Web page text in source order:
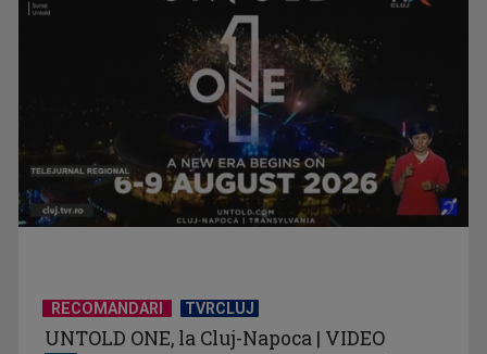
(P) Cum alegi cel mai eficient vehicul electric pentru drumuri
(P) Nouă eră a spațiilor exterioare: ce caută europenii când
RECOMANDARI TVRCLUJ
UNTOLD ONE, la Cluj-Napoca | VIDEO